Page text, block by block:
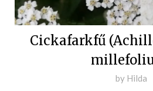
Cickafarkfű
Posted
by Hilda